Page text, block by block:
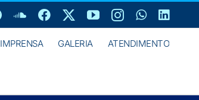
SpotifySoundCloud
FacebookYouTubeInstagram
IMPRENSA GALERIA ATENDIMENTO